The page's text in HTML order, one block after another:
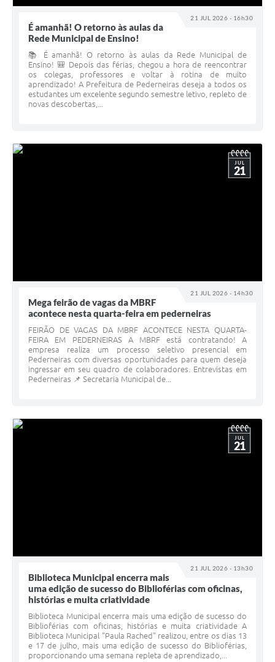
21 JUL 2026 - 16h30
É amanhã! O retorno às aulas da
Rede Municipal de Ensino!
📚 É amanhã! O retorno às aulas da Rede Municipal de
Ensino! 🎒 Depois das férias, chegou a hora de reencontrar
os colegas, professores e voltar à rotina de muito
aprendizado! A Prefeitura de Pederneiras deseja a todos os
estudantes um excelente segundo semestre letivo, repleto de
novas descobertas,...
21 JUL 2026 - 14h30
JUL
21
Mega feirão de vagas da MBRF
acontece nesta quarta-feira em pederneiras
FEIRÃO DE VAGAS DA MBRF ACONTECE NESTA QUARTA-
FEIRA EM PEDERNEIRAS A MBRF está contratando! A
empresa realiza um processo seletivo presencial em
Pederneiras com diversas oportunidades para quem deseja
ingressar em seu quadro de colaboradores. Entrevistas em
Pederneiras 📌 Secretaria Municipal de...
21 JUL 2026 - 13h30
JUL
21
Biblioteca Municipal encerra mais
uma edição de sucesso do Biblioférias com oficinas,
histórias e muita criatividade
Biblioteca Municipal encerra mais uma edição de sucesso do
Biblioférias com oficinas, histórias e muita criatividade A
Biblioteca Municipal "Paula Rached" realizou, entre os dias 13
e 17 de julho, mais uma edição de sucesso do Biblioférias,
proporcionando uma semana repleta de aprendizado,...